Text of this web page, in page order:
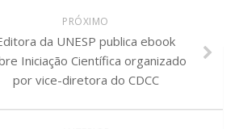
PRÓXIMO
da UNESP publica ebook
Iniciação Científica organizado
por vice-diretora do CDCC